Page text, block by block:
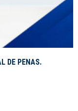
DE PENAS.